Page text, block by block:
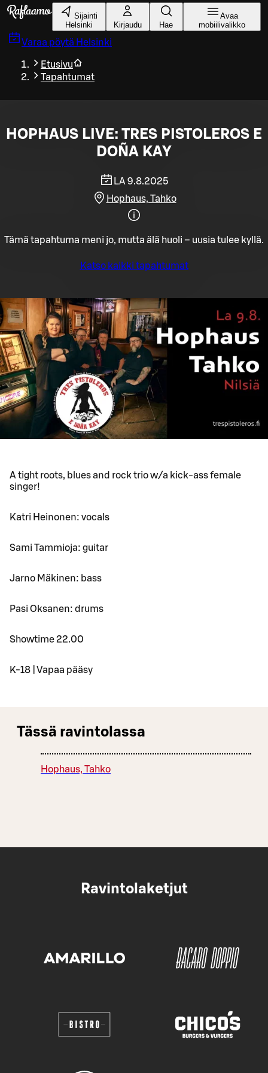
Siirry pääsisältöön
Sijainti
Helsinki
Kirjaudu Hae
Avaa
mobiilivalikko
Varaa pöytä Helsinki
Etusivu
Tapahtumat
HOPHAUS LIVE: TRES PISTOLEROS E
DOÑA KAY
LA 9.8.2025
Hophaus, Tahko
Tämä tapahtuma meni jo, mutta älä huoli – uusia tulee kyllä.
Katso kaikki tapahtumat
A tight roots, blues and rock trio w/a kick-ass female
singer!
Katri Heinonen: vocals
Sami Tammioja: guitar
Jarno Mäkinen: bass
Pasi Oksanen: drums
Showtime 22.00
K-18 | Vapaa pääsy
Tässä ravintolassa
Hophaus, Tahko
Ravintolaketjut